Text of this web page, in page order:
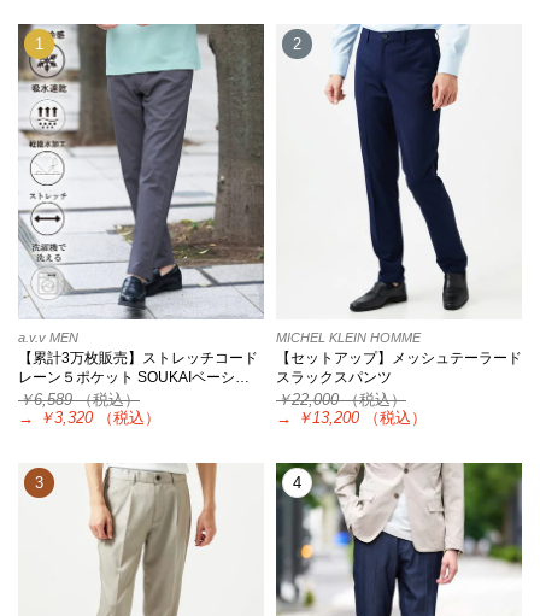
1
a.v.v MEN
【累計3万枚販売】ストレッチコード
レーン５ポケット SOUKAIベーシ…
￥6,589（税込）
→
￥3,320 （税込）
2
MICHEL KLEIN HOMME
【セットアップ】メッシュテーラード
スラックスパンツ
￥22,000（税込）
→
￥13,200 （税込）
3 4